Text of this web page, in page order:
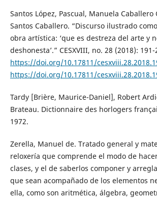
Santos López, Pascual, Manuela Caballero
Santos Caballero. “Discurso ilustrado
obra artística: ‘que es destreza del arte y
deshonesta’.” CESXVIII, no. 28 (2018): 191-
https://doi.org/10.17811/
https://doi.org/10.17811/
Tardy [Brière, Maurice-Daniel], Robert
Brateau. Dictionnaire des horlogers
1972.
Zerella, Manuel de. Tratado general y
reloxería que comprende el modo de
clases, y el de saberlos componer y
que sean acompañado de los elementos
ella, como son aritmética, álgebra,